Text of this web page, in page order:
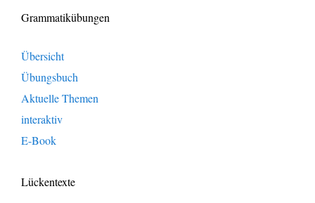
Grammatikübungen
Übersicht
Übungsbuch
Aktuelle Themen
interaktiv
E-Book
Lückentexte